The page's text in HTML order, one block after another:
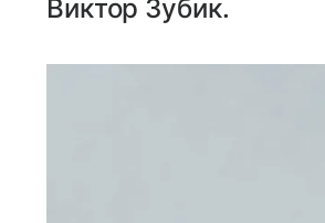
Виктор Зубик.